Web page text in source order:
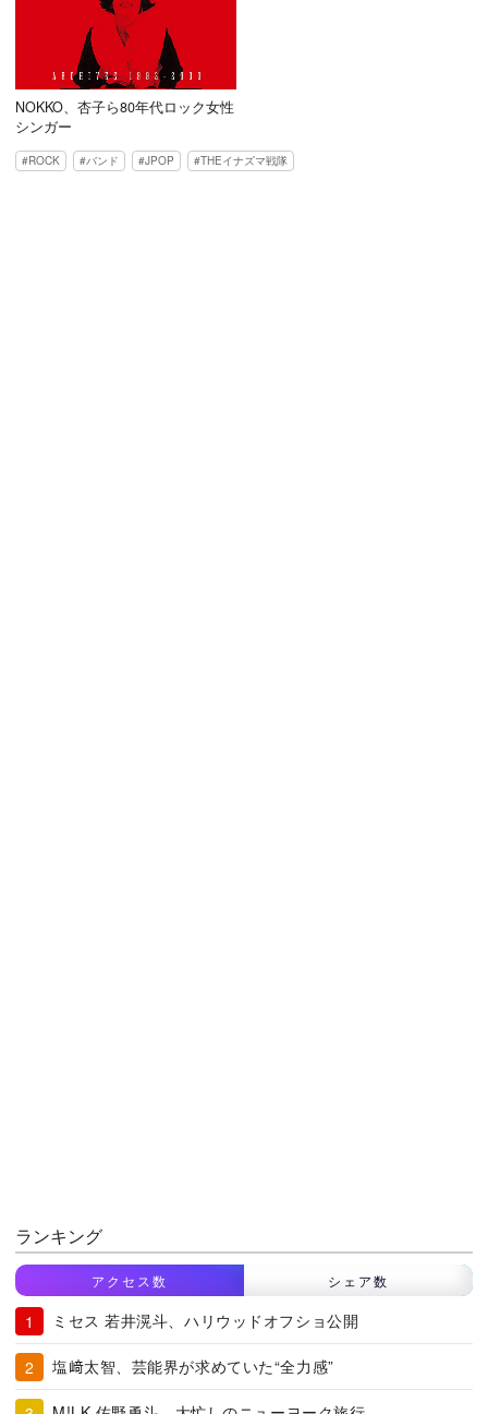
NOKKO、杏子ら80年代ロック女性
シンガー
ROCK バンド JPOP THEイナズマ戦隊
ランキング
アクセス数 シェア数
ミセス 若井滉斗、ハリウッドオフショ公開
塩﨑太智、芸能界が求めていた“全力感”